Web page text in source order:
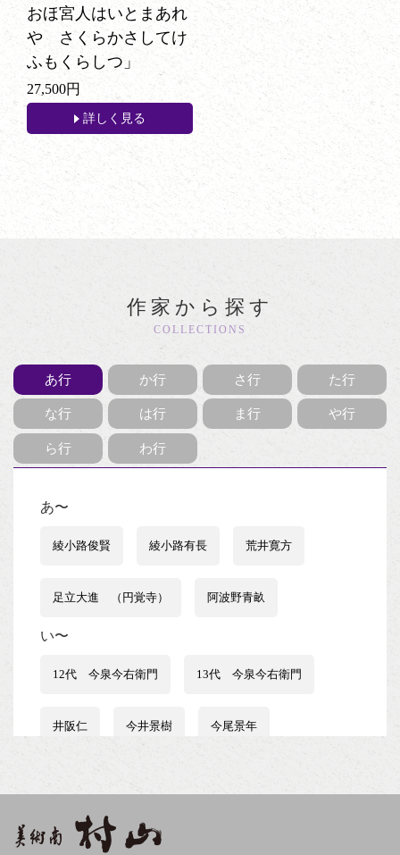
おほ宮人はいとまあれ
や さくらかさしてけ
ふもくらしつ」
27,500円
詳しく見る
作家から探す
COLLECTIONS
あ行 か行 さ行 た行
な行 は行 ま行 や行
ら行 わ行
あ〜
綾小路俊賢 綾小路有長 荒井寛方
足立大進 （円覚寺） 阿波野青畝
い〜
12代 今泉今右衛門 13代 今泉今右衛門
井阪仁 今井景樹 今尾景年
石田波郷 石黒宗麿